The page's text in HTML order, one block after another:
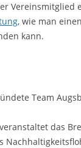
Vereinsmitglied
, wie man einen
kann.
Team
das